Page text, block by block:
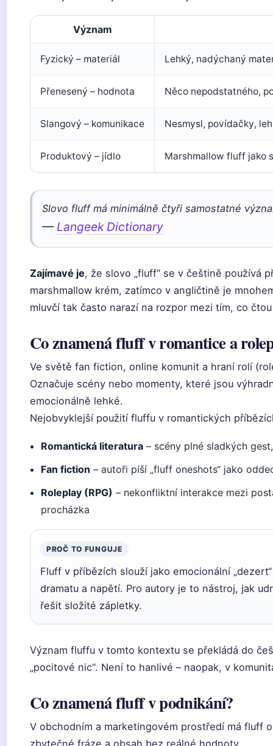
Význam
Fyzický – materiál Lehký, nadýchaný
Přenesený – hodnota Něco nepodstatného,
Slangový – komunikace Nesmysl, povídačky,
Produktový – jídlo Marshmallow fluff jako
Slovo fluff má minimálně čtyři samostatné
— Langeek Dictionary
Zajímavé je, že slovo „fluff“ se v češtině používá
marshmallow krém, zatímco v angličtině je
mluvčí tak často narazí na rozpor mezi tím, co
Co znamená fluff v romantice a
Ve světě fan fiction, online komunit a hraní rolí
Označuje scény nebo momenty, které jsou
emocionálně lehké.
Nejobvyklejší použití fluffu v romantických
Romantická literatura – scény plné sladkých
Fan fiction – autoři píší „fluff oneshots“ jako
Roleplay (RPG) – nekonfliktní interakce mezi
procházka
PROČ TO FUNGUJE
Fluff v příbězích slouží jako emocionální
dramatu a napětí. Pro autory je to nástroj, jak
řešit složité zápletky.
Význam fluffu v tomto kontextu se překládá do
„pocitové nic“. Není to hanlivé – naopak, v
Co znamená fluff v podnikání?
V obchodním a marketingovém prostředí má fluff
zbytečné fráze a obsah bez reálné hodnoty.